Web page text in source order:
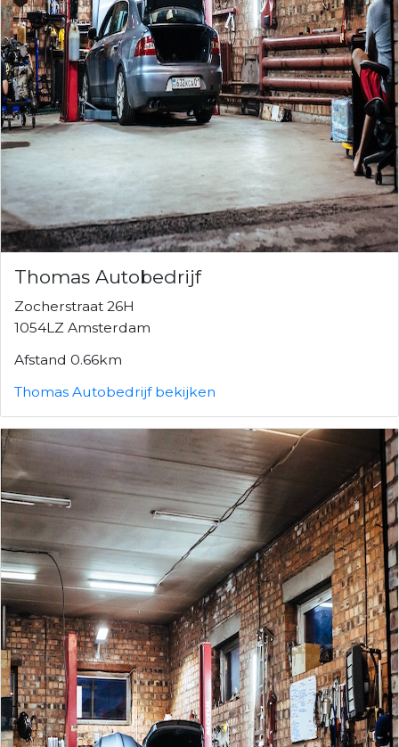
Thomas Autobedrijf
Zocherstraat 26H
1054LZ Amsterdam
Afstand 0.66km
Thomas Autobedrijf bekijken